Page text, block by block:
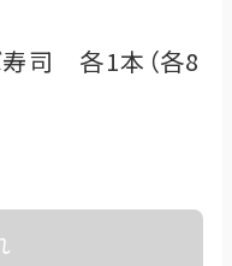
寿司 各1本（各8